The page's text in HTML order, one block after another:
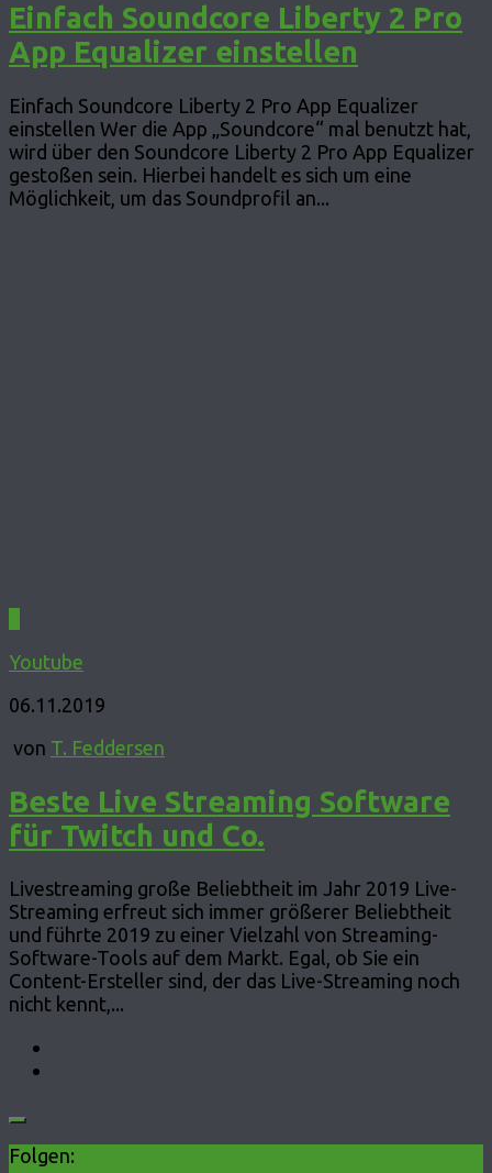
Einfach Soundcore Liberty 2 Pro
App Equalizer einstellen
Einfach Soundcore Liberty 2 Pro App Equalizer
einstellen Wer die App „Soundcore“ mal benutzt hat,
wird über den Soundcore Liberty 2 Pro App Equalizer
gestoßen sein. Hierbei handelt es sich um eine
Möglichkeit, um das Soundprofil an...
Youtube
06.11.2019
von T. Feddersen
Beste Live Streaming Software
für Twitch und Co.
Livestreaming große Beliebtheit im Jahr 2019 Live-
Streaming erfreut sich immer größerer Beliebtheit
und führte 2019 zu einer Vielzahl von Streaming-
Software-Tools auf dem Markt. Egal, ob Sie ein
Content-Ersteller sind, der das Live-Streaming noch
nicht kennt,...
Folgen: